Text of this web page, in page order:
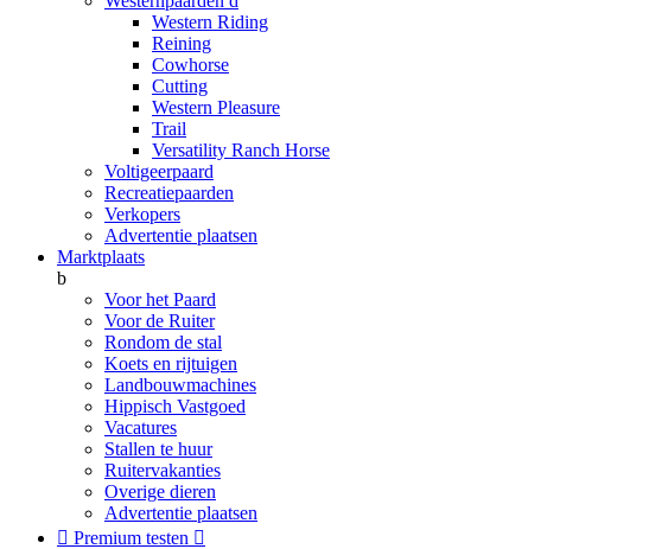
Western Riding
Reining
Cowhorse
Cutting
Western Pleasure
Trail
Versatility Ranch Horse
Voltigeerpaard
Recreatiepaarden
Verkopers
Advertentie plaatsen
Marktplaats
b
Voor het Paard
Voor de Ruiter
Rondom de stal
Koets en rijtuigen
Landbouwmachines
Hippisch Vastgoed
Vacatures
Stallen te huur
Ruitervakanties
Overige dieren
Advertentie plaatsen
 Premium testen 